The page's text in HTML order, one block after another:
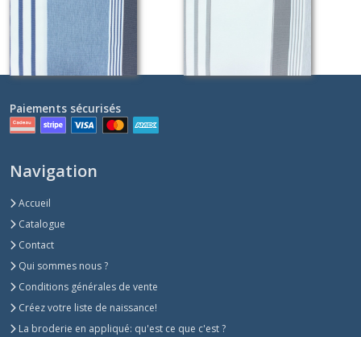
Sur demande
Paiements sécurisés
Navigation
Accueil
Catalogue
Contact
Qui sommes nous ?
Conditions générales de vente
Créez votre liste de naissance!
La broderie en appliqué: qu'est ce que c'est ?